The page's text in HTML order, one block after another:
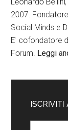
2007.
Social Minds e
E' cofondatore
Forum. Leggi